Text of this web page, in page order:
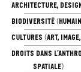
ARCHITECTURE,
BIODIVERSITÉ
CULTURES (ART,
DROITS DANS
SPATIALE)